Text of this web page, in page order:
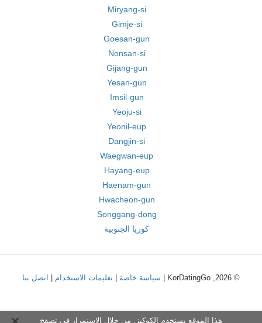
Miryang-si
Gimje-si
Goesan-gun
Nonsan-si
Gijang-gun
Yesan-gun
Imsil-gun
Yeoju-si
Yeonil-eup
Dangjin-si
Waegwan-eup
Hayang-eup
Haenam-gun
Hwacheon-gun
Songgang-dong
كوريا الجنوبية
© 2026, KorDatingGo | سياسة خاصة تعليمات الاستخدام اتصل بنا
هذا الموقع يستخدم الكوكيز. من خلال الاستمرار في تصفح